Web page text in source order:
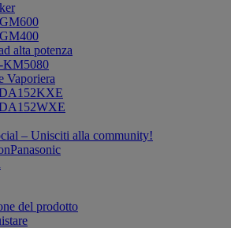
alta potenza
Vaporiera
– Unisciti alla community!
del prodotto